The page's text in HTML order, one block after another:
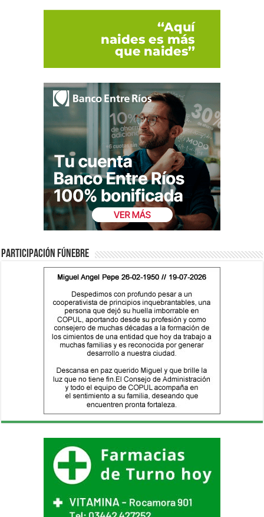
Participación fúnebre